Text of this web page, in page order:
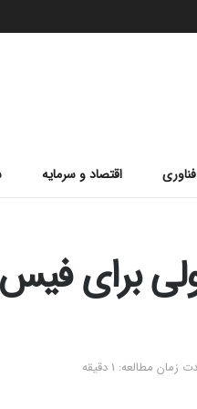
فناوری اقتصاد و سرمایه
برای
زمان مطالعه: 1 دقیقه